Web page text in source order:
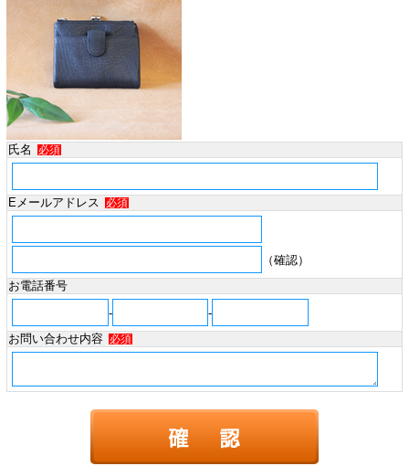
氏名 必須
Eメールアドレス 必須
（確認）
お電話番号
-
-
お問い合わせ内容
必須